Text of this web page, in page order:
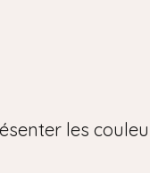
les